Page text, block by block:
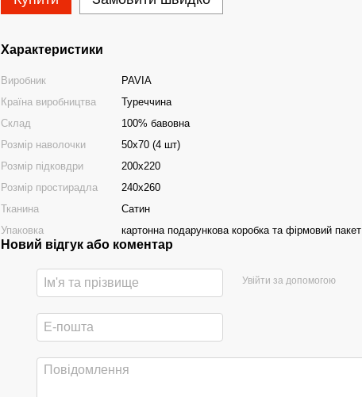
Характеристики
Виробник
PAVIA
Країна виробництва
Туреччина
Склад
100% бавовна
Розмір наволочки
50х70 (4 шт)
Розмір підковдри
200х220
Розмір простирадла
240х260
Тканина
Сатин
Упаковка
картонна подарункова коробка та фірмовий пакет
Новий відгук або коментар
Увійти за допомогою